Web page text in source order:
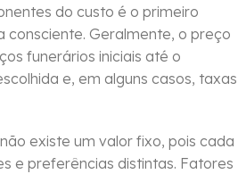
do custo é o primeiro
consciente. Geralmente, o preço
funerários iniciais até o
e, em alguns casos, taxas
existe um valor fixo, pois cada
e preferências distintas. Fatores